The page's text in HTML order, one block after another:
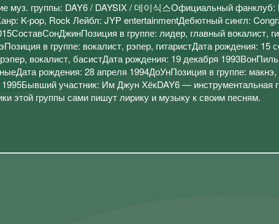
муз. группы: DAY6 / DAYSIX / 데이식스Официальный
K-pop, Rock Лейбл: JYP entertainmentДебютный сингл:
в группе: лидер, главный вокалист,
в группе: вокалист, рэпер, гитаристДата рождения: 15
вокалист, басистДата рождения: 19 декабря
рождения: 28 апреля 1994ДоУнПозиция в группе:
1995Бывший участник: Им Джун ХёкDAY6 — инструментальная
этой группы сами пишут лирику и музыку к своим песням.